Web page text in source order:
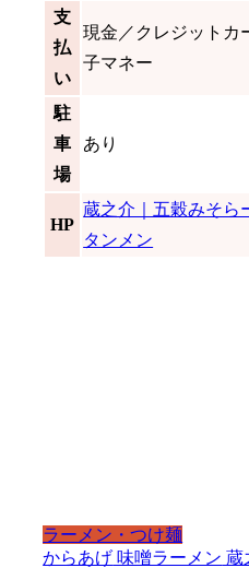
支
払
い
現金／クレジットカ
子マネー
駐
車
場
あり
HP
蔵之介｜五穀みそら
タンメン
ラーメン・つけ麺
からあげ 味噌ラーメン 蔵